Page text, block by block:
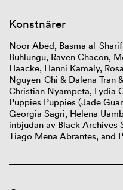
Konstnärer
Noor Abed, Basma al-
Buhlungu, Raven Chacon,
Haacke, Hanni Kamaly,
Nguyen-Chi & Dalena Tran
Christian Nyampeta, Lydia
Puppies Puppies (Jade
Georgia Sagri, Helena
inbjudan av Black Archives
Tiago Mena Abrantes, and